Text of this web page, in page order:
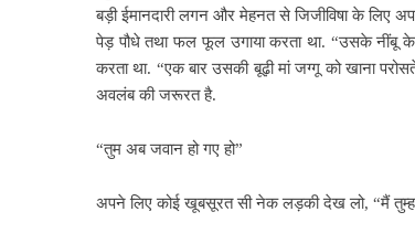
बड़ी ईमानदारी लगन और मेहनत से जिजीविषा के लिए
पेड़ पौधे तथा फल फूल उगाया करता था. “उसके नींबू के
करता था. “एक बार उसकी बूढ़ी मां जग्गू को खाना
अवलंब की जरूरत है.
“तुम अब जवान हो गए हो”
अपने लिए कोई खूबसूरत सी नेक लड़की देख लो, “मैं